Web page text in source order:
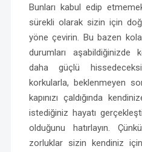
Bunları kabul edip
sürekli olarak sizin için
yöne çevirin. Bu bazen
durumları aşabildiğinizde
daha güçlü
korkularla, beklenmeyen
kapınızı çaldığında
istediğiniz hayatı
olduğunu hatırlayın.
zorluklar sizin kendiniz